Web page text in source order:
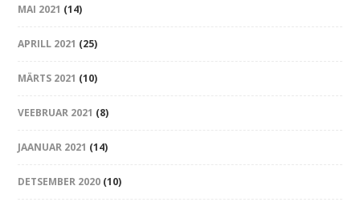
MAI 2021 (14)
APRILL 2021 (25)
MÄRTS 2021 (10)
VEEBRUAR 2021 (8)
JAANUAR 2021 (14)
DETSEMBER 2020 (10)